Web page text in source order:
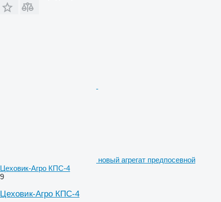
новый агрегат предпосевной
Цеховик-Агро КПС-4
9
Цеховик-Агро КПС-4